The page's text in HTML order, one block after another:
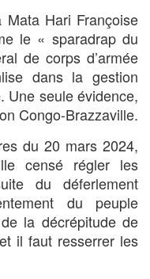
Mata Hari Françoise
le « sparadrap du
de corps d’armée
dans la gestion
Une seule évidence,
Congo-Brazzaville.
du 20 mars 2024,
censé régler les
du déferlement
du peuple
la décrépitude de
il faut resserrer les